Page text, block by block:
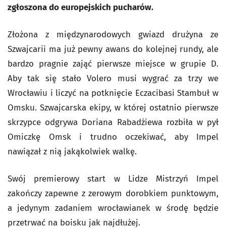
zgłoszona do europejskich pucharów.
Złożona z międzynarodowych gwiazd drużyna ze
Szwajcarii ma już pewny awans do kolejnej rundy, ale
bardzo pragnie zająć pierwsze miejsce w grupie D.
Aby tak się stało Volero musi wygrać za trzy we
Wrocławiu i liczyć na potknięcie Eczacibasi Stambuł w
Omsku. Szwajcarska ekipy, w której ostatnio pierwsze
skrzypce odgrywa Doriana Rabadżiewa rozbiła w pył
Omiczkę Omsk i trudno oczekiwać, aby Impel
nawiązał z nią jakąkolwiek walkę.
Swój premierowy start w Lidze Mistrzyń Impel
zakończy zapewne z zerowym dorobkiem punktowym,
a jedynym zadaniem wrocławianek w środę będzie
przetrwać na boisku jak najdłużej.